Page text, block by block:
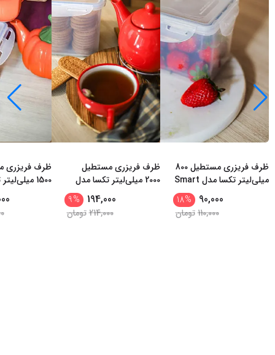
ظرف فریزری مستطیل 800
میلی‌لیتر تکسا مدل Smart
90,000
%
18
110,000تومان
ظرف فریزری مستطیل
2000 میلی‌لیتر تکسا مدل
Smart Fresh Max
194,000
%
9
214,000تومان
ظرف فریزری
1500